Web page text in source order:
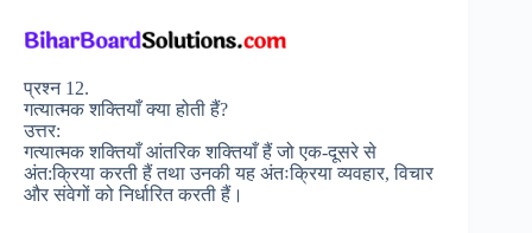
प्रश्न 12.
गत्यात्मक शक्तियाँ क्या होती हैं?
उत्तर:
गत्यात्मक शक्तियाँ आंतरिक शक्तियाँ हैं जो एक-दूसरे से
अंत:क्रिया करती हैं तथा उनकी यह अंतःक्रिया व्यवहार, विचार
और संवेगों को निर्धारित करती हैं।